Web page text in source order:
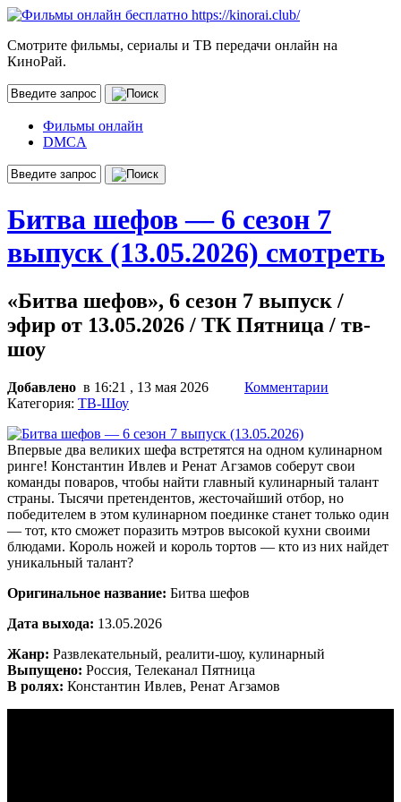
Смотрите фильмы, сериалы и ТВ передачи онлайн на
КиноРай.
Фильмы онлайн
DMCA
Битва шефов — 6 сезон 7
выпуск (13.05.2026) смотреть
«Битва шефов», 6 сезон 7 выпуск /
эфир от 13.05.2026 / ТК Пятница / тв-
шоу
Добавлено в 16:21 , 13 мая 2026
Комментарии
Категория: ТВ-Шоу
Впервые два великих шефа встретятся на одном кулинарном
ринге! Константин Ивлев и Ренат Агзамов соберут свои
команды поваров, чтобы найти главный кулинарный талант
страны. Тысячи претендентов, жесточайший отбор, но
победителем в этом кулинарном поединке станет только один
— тот, кто сможет поразить мэтров высокой кухни своими
блюдами. Король ножей и король тортов — кто из них найдет
уникальный талант?
Оригинальное название: Битва шефов
Дата выхода: 13.05.2026
Жанр: Развлекательный, реалити-шоу, кулинарный
Выпущено: Россия, Телеканал Пятница
В ролях: Константин Ивлев, Ренат Агзамов